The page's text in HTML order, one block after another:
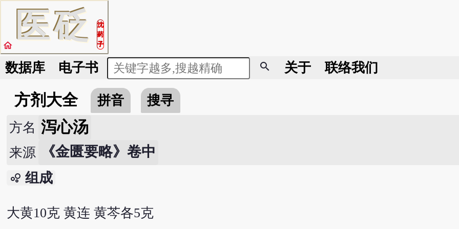
医砭
沈
药
子
home
数据库 电子书 search 关于 联络我们
方剂大全 拼音
搜寻
方名 泻心汤
来源 《金匮要略》卷中
bubble_chart 组成
大黄10克 黄连 黄芩各5克